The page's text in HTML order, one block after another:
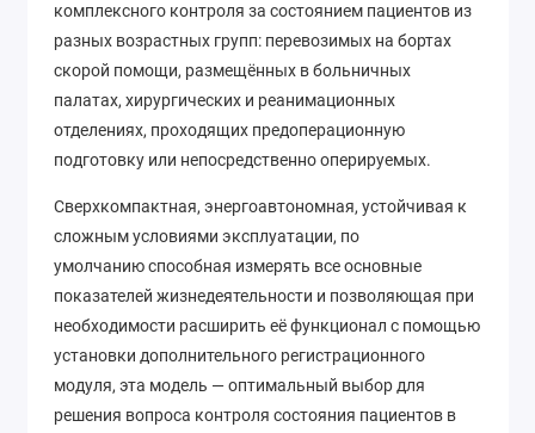
комплексного контроля за состоянием пациентов из
разных возрастных групп: перевозимых на бортах
скорой помощи, размещённых в больничных
палатах, хирургических и реанимационных
отделениях, проходящих предоперационную
подготовку или непосредственно оперируемых.
Сверхкомпактная, энергоавтономная, устойчивая к
сложным условиями эксплуатации, по
умолчанию способная измерять все основные
показателей жизнедеятельности и позволяющая при
необходимости расширить её функционал с помощью
установки дополнительного регистрационного
модуля, эта модель — оптимальный выбор для
решения вопроса контроля состояния пациентов в